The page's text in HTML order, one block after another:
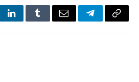
LinkedInTumblrEmail TelegramCopy